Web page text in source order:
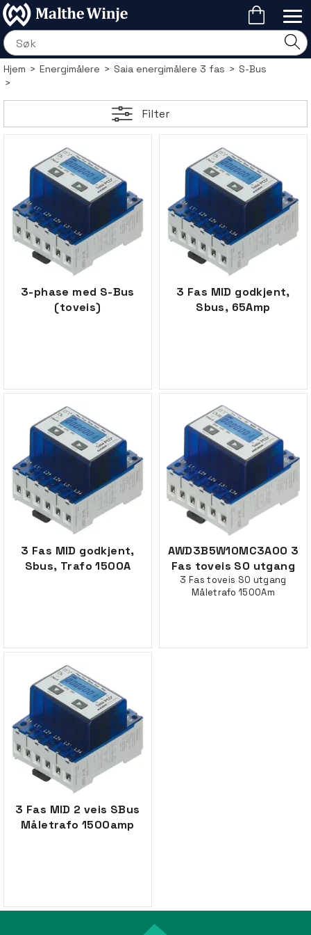
Hjem>Energimålere>Saia energimålere 3 fas>S-Bus
>
Filter
3-phase med S-Bus
(toveis)
3 Fas MID godkjent,
Sbus, 65Amp
3 Fas MID godkjent,
Sbus, Trafo 1500A
AWD3B5W10MC3A00 3
Fas toveis S0 utgang
3 Fas toveis S0 utgang
Måletrafo 1500Am
3 Fas MID 2 veis SBus
Måletrafo 1500amp